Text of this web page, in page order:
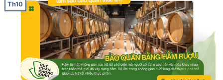
Th10